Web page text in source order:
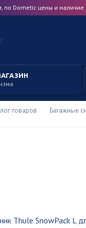
по Dometic цены и
товаров Багажные